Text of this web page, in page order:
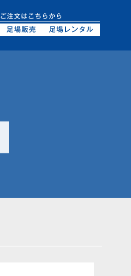
ご注文はこちらから
足場販売 足場レンタル